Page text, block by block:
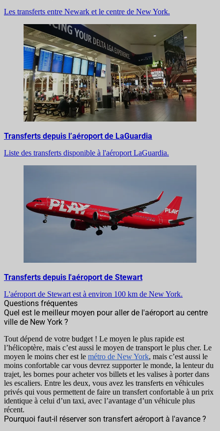
Les transferts entre Newark et le centre de New York.
Transferts depuis l’aéroport de LaGuardia
Liste des transferts disponible à l'aéroport LaGuardia.
Transferts depuis l'aéroport de Stewart
L'aéroport de Stewart est à environ 100 km de New York.
Questions fréquentes
Quel est le meilleur moyen pour aller de l'aéroport au centre
ville de New York ?
Tout dépend de votre budget ! Le moyen le plus rapide est
l’hélicoptère, mais c’est aussi le moyen de transport le plus cher. Le
moyen le moins cher est le métro de New York, mais c’est aussi le
moins confortable car vous devrez supporter le monde, la lenteur du
trajet, les bornes pour acheter vos billets et les valises à porter dans
les escaliers. Entre les deux, vous avez les transferts en véhicules
privés qui vous permettent de faire un transfert confortable à un prix
identique à celui d’un taxi, avec l’avantage d’un véhicule plus
récent.
Pourquoi faut-il réserver son transfert aéroport à l'avance ?